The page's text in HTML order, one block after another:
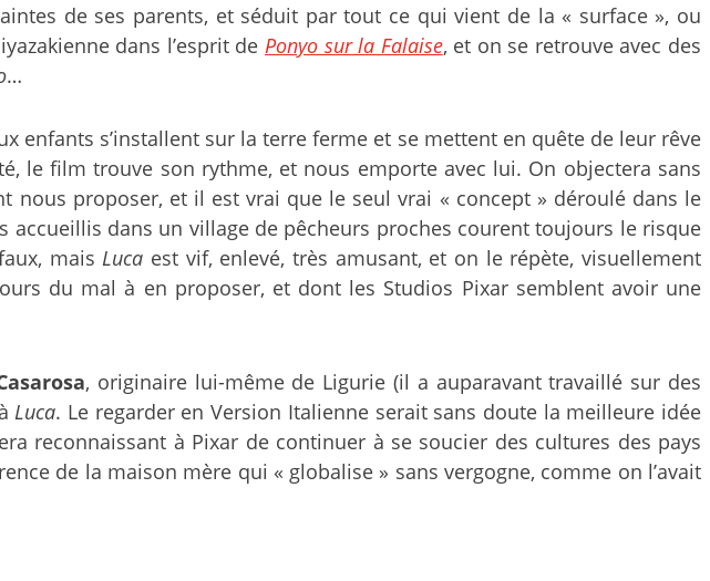
de ses parents, et séduit par tout ce qui vient de la « surface », ou
dans l’esprit de Ponyo sur la Falaise, et on se retrouve avec des
…
enfants s’installent sur la terre ferme et se mettent en quête de leur rêve
le film trouve son rythme, et nous emporte avec lui. On objectera sans
proposer, et il est vrai que le seul vrai « concept » déroulé dans le
dans un village de pêcheurs proches courent toujours le risque
maisLuca est vif, enlevé, très amusant, et on le répète, visuellement
du mal à en proposer, et dont les Studios Pixar semblent avoir une
, originaire lui-même de Ligurie (il a auparavant travaillé sur des
Luca. Le regarder en Version Italienne serait sans doute la meilleure idée
reconnaissant à Pixar de continuer à se soucier des cultures des pays
de la maison mère qui « globalise » sans vergogne, comme on l’avait